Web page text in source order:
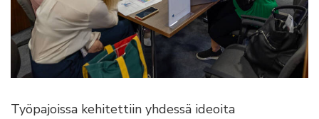
Työpajoissa kehitettiin yhdessä ideoita